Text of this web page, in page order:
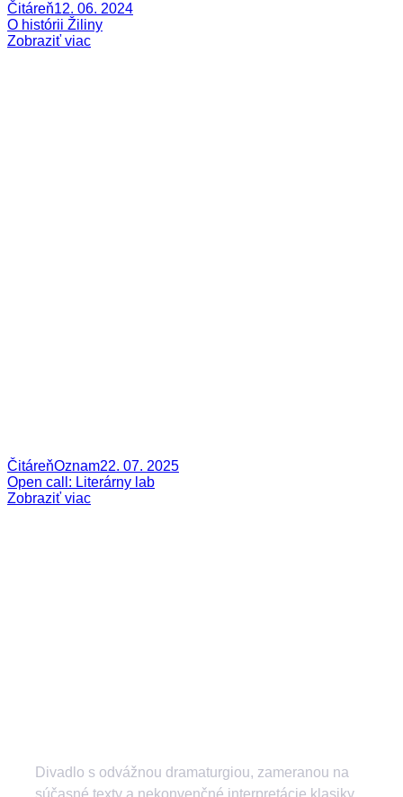
Čitáreň12. 06. 2024
O histórii Žiliny
Zobraziť viac
ČitáreňOznam22. 07. 2025
Open call: Literárny lab
Zobraziť viac
Divadlo s odvážnou dramaturgiou, zameranou na